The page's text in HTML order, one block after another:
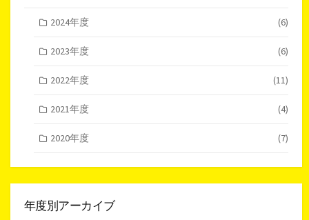
2024年度 (6)
2023年度 (6)
2022年度 (11)
2021年度 (4)
2020年度 (7)
年度別アーカイブ